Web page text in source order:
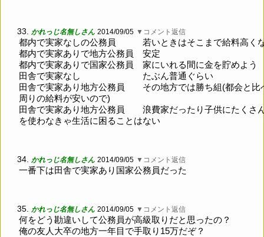
33. かれっじ名無しさん 2014/09/05 ▼コメント返信
都内で実家なしの公務員 若いときはそこまで給料高く
都内で実家ありで地方公務員 安定
都内で実家ありで国家公務員 家にいれる間に金を貯めよう
田舎で実家なし たぶん普通ぐらい
田舎で実家あり地方公務員 その地方では勝ち組(都会と比
周りの給料が安いので)
田舎で実家あり地方公務員 浪費家だったり子供にたくさ
を使わなきゃ生活に困ることはない
34. かれっじ名無しさん 2014/09/05 ▼コメント返信
一番下は田舎で実家あり国家公務員だった
35. かれっじ名無しさん 2014/09/05 ▼コメント返信
何をどう勘違いして公務員が高級取りだと思ったの？
俺の友人大卒の地方一年目で手取り15万だぞ？